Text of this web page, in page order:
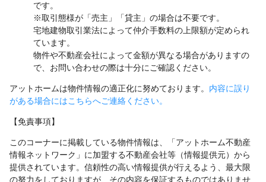
です。
※取引態様が「売主」「貸主」の場合は不要です。
宅地建物取引業法によって仲介手数料の上限額が定められ
ています。
物件や不動産会社によって金額が異なる場合がありますの
で、お問い合わせの際は十分にご確認ください。
アットホームは物件情報の適正化に努めております。 内容に誤り
がある場合にはこちらへご連絡ください。
【免責事項】
このコーナーに掲載している物件情報は、「アットホーム不動産
情報ネットワーク」に加盟する不動産会社等（情報提供元）から
提供されています。信頼性の高い情報提供が行えるよう、最大限
の努力をしておりますが、その内容を保証するものではありませ